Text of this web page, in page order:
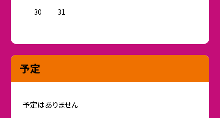
30
31
予定
予定はありません